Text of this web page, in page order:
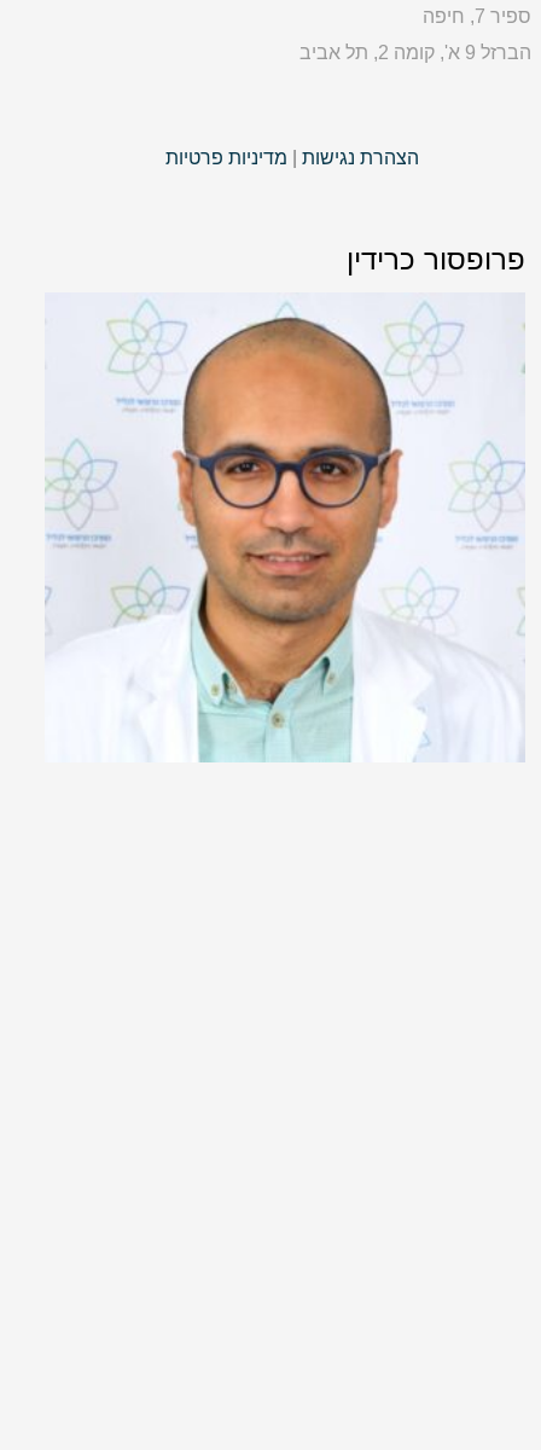
ספיר 7, חיפה
הברזל 9 א', קומה 2, תל אביב
הצהרת נגישות מדיניות פרטיות
פרופסור כרידין